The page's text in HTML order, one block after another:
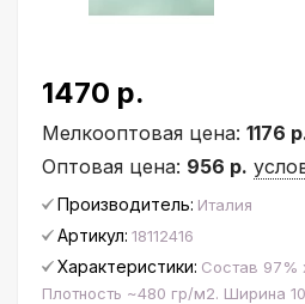
1470 р.
Мелкооптовая цена: 1176
Оптовая цена: 956 р.
Производитель: Италия
Артикул: 18112416
Характеристики: Состав 97%
Плотность ~480 гр/м2. Ширина